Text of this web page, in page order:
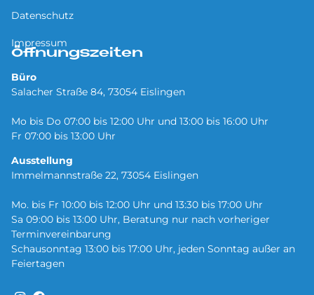
Datenschutz
Impressum
Öffnungszeiten
Büro
Salacher Straße 84, 73054 Eislingen
Mo bis Do 07:00 bis 12:00 Uhr und 13:00 bis 16:00 Uhr
Fr 07:00 bis 13:00 Uhr
Ausstellung
Immelmannstraße 22, 73054 Eislingen
Mo. bis Fr 10:00 bis 12:00 Uhr und 13:30 bis 17:00 Uhr
Sa 09:00 bis 13:00 Uhr, Beratung nur nach vorheriger
Terminvereinbarung
Schausonntag 13:00 bis 17:00 Uhr, jeden Sonntag außer an
Feiertagen